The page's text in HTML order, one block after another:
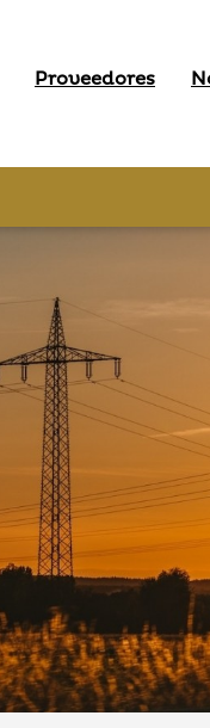
Proveedores